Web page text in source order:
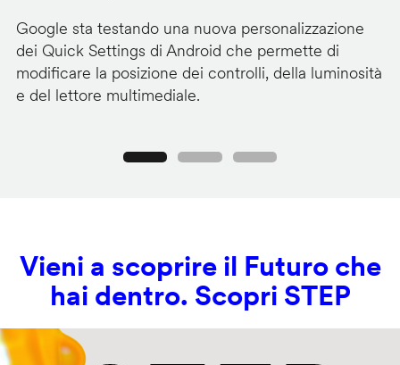
Google sta testando una nuova personalizzazione
dei Quick Settings di Android che permette di
modificare la posizione dei controlli, della luminosità
e del lettore multimediale.
Vieni a scoprire il Futuro che
hai dentro. Scopri STEP